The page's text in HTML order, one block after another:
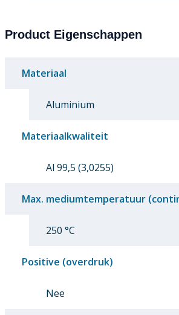
Product Eigenschappen
Materiaal
Aluminium
Materiaalkwaliteit
Al 99,5 (3,0255)
Max. mediumtemperatuur
250 °C
Positive (overdruk)
Nee